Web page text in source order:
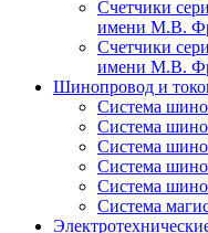
Счетчики
имени М.В.
Счетчики
имени М.В.
Шинопровод и
Система
Система
Система
Система
Система
Система